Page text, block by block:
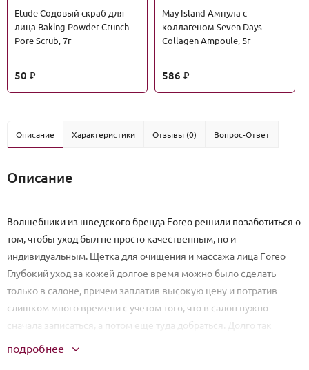
Etude Содовый скраб для
лица Baking Powder Crunch
Pore Scrub, 7г
50 ₽
May Island Ампула с
коллагеном Seven Days
Collagen Ampoule, 5г
586 ₽
Описание Характеристики Отзывы (0) Вопрос-Ответ
Описание
Волшебники из шведского бренда Foreo решили позаботиться о
том, чтобы уход был не просто качественным, но и
индивидуальным. Щетка для очищения и массажа лица Foreo
Глубокий уход за кожей долгое время можно было сделать
только в салоне, причем заплатив высокую цену и потратив
слишком много времени с учетом того, что в салон нужно
сначала записаться, а потом еще туда добраться. Долго так
продолжаться не могло. Многие уже начали искать альтернативу
салонном процедурам, чтобы обеспечивать коже качественный
подробнее